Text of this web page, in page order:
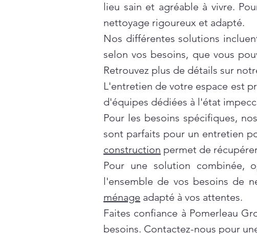
lieu sain et agréable à vivre.
nettoyage rigoureux et adapté.
Nos différentes solutions
selon vos besoins, que vous
Retrouvez plus de détails sur
L'entretien de votre espace est
d'équipes dédiées à l'état
Pour les besoins spécifiques,
sont parfaits pour un entretien
construction permet de
Pour une solution combinée,
l'ensemble de vos besoins de
ménage adapté à vos attentes.
Faites confiance à Pomerleau
besoins. Contactez-nous pour